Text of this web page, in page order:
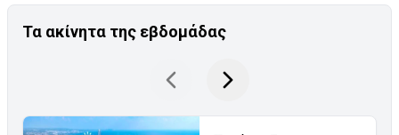
Τα ακίνητα της εβδομάδας